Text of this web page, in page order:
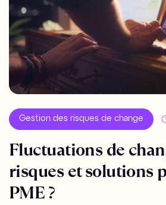
Gestion des risques de change
Fluctuations de
risques et solutions
PME ?